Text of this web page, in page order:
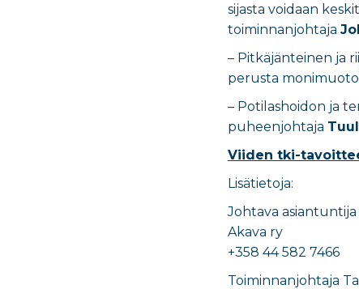
sijasta voidaan
toiminnanjohtaja
– Pitkäjänteinen ja
perusta
– Potilashoidon ja
puheenjohtaja
Viiden tki-
Lisätietoja:
Johtava
Akava ry
+358 44 582 7466
Toiminnanjohtaja